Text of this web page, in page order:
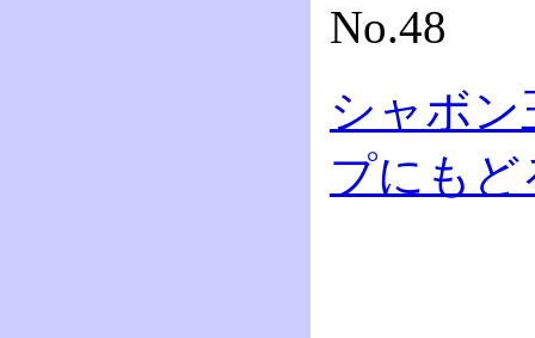
No.48
シャボン
プにもど